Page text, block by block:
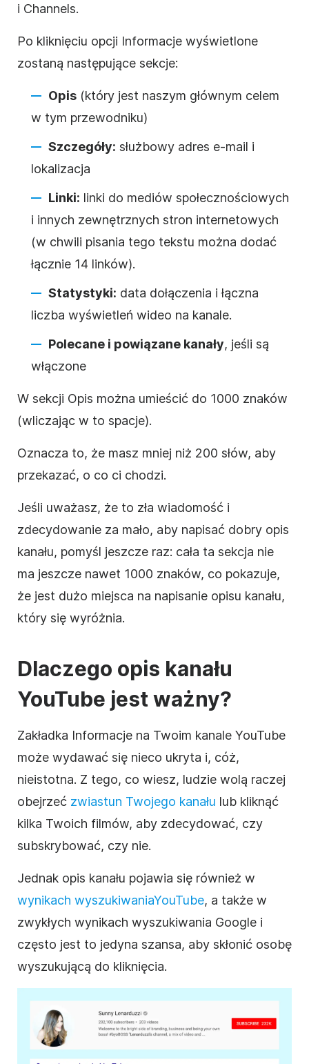
i Channels.
Po kliknięciu opcji Informacje wyświetlone
zostaną następujące sekcje:
Opis (który jest naszym głównym celem
w tym przewodniku)
Szczegóły: służbowy adres e-mail i
lokalizacja
Linki: linki do mediów społecznościowych
i innych zewnętrznych stron internetowych
(w chwili pisania tego tekstu można dodać
łącznie 14 linków).
Statystyki: data dołączenia i łączna
liczba wyświetleń wideo na kanale.
Polecane i powiązane kanały, jeśli są
włączone
W sekcji Opis można umieścić do 1000 znaków
(wliczając w to spacje).
Oznacza to, że masz mniej niż 200 słów, aby
przekazać, o co ci chodzi.
Jeśli uważasz, że to zła wiadomość i
zdecydowanie za mało, aby napisać dobry opis
kanału, pomyśl jeszcze raz: cała ta sekcja nie
ma jeszcze nawet 1000 znaków, co pokazuje,
że jest dużo miejsca na napisanie opisu kanału,
który się wyróżnia.
Dlaczego opis kanału
YouTube jest ważny?
Zakładka Informacje na Twoim kanale YouTube
może wydawać się nieco ukryta i, cóż,
nieistotna. Z tego, co wiesz, ludzie wolą raczej
obejrzeć zwiastun Twojego kanału lub kliknąć
kilka Twoich filmów, aby zdecydować, czy
subskrybować, czy nie.
Jednak opis kanału pojawia się również w
wynikach wyszukiwaniaYouTube, a także w
zwykłych wynikach wyszukiwania Google i
często jest to jedyna szansa, aby skłonić osobę
wyszukującą do kliknięcia.